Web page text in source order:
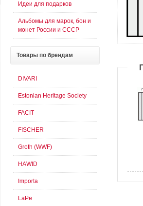
Идеи для подарков
Альбомы для марок, бон и
монет России и СССР
Товары по брендам
DIVARI
Estonian Heritage Society
FACIT
FISCHER
Groth (WWF)
HAWID
Importa
LaPe